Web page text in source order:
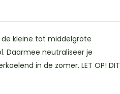
kleine tot middelgrote
Daarmee neutraliseer je
in de zomer. LET OP! DIT